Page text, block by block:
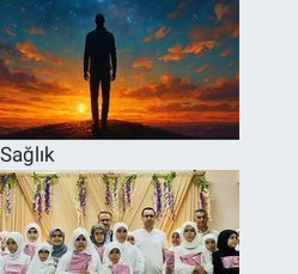
Sağlık